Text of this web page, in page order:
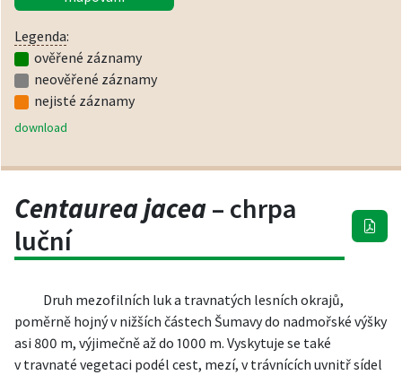
Legenda:
ověřené záznamy
neověřené záznamy
nejisté záznamy
download
Centaurea jacea– chrpa
luční
Druh mezofilních luk a travnatých lesních okrajů,
poměrně hojný v nižších částech Šumavy do nadmořské výšky
asi 800 m, výjimečně až do 1000 m. Vyskytuje se také
v travnaté vegetaci podél cest, mezí, v trávnících uvnitř sídel